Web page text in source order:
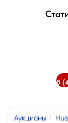
8
Аукционы